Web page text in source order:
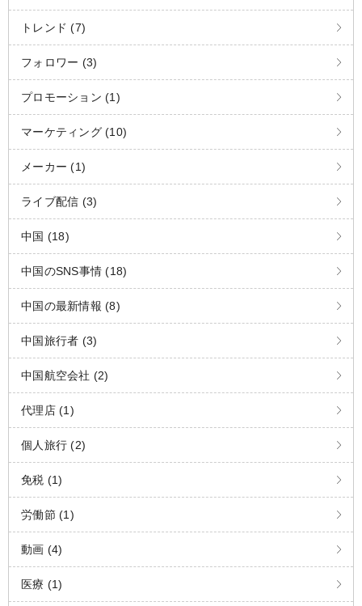
トレンド (7)
フォロワー (3)
プロモーション (1)
マーケティング (10)
メーカー (1)
ライブ配信 (3)
中国 (18)
中国のSNS事情 (18)
中国の最新情報 (8)
中国旅行者 (3)
中国航空会社 (2)
代理店 (1)
個人旅行 (2)
免税 (1)
労働節 (1)
動画 (4)
医療 (1)